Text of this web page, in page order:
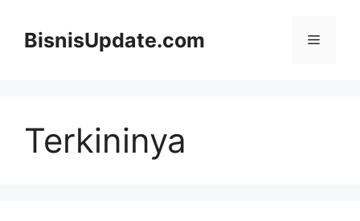
BisnisUpdate.com Menu
Terkininya